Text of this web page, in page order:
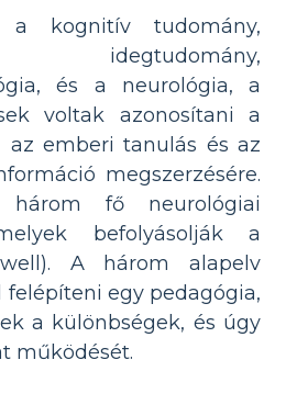
kognitív tudomány,
és a neurológia, a
voltak azonosítani a
az emberi tanulás és az
megszerzésére.
három fő neurológiai
befolyásolják a
A három alapelv
egy pedagógia,
a különbségek, és úgy
működését.